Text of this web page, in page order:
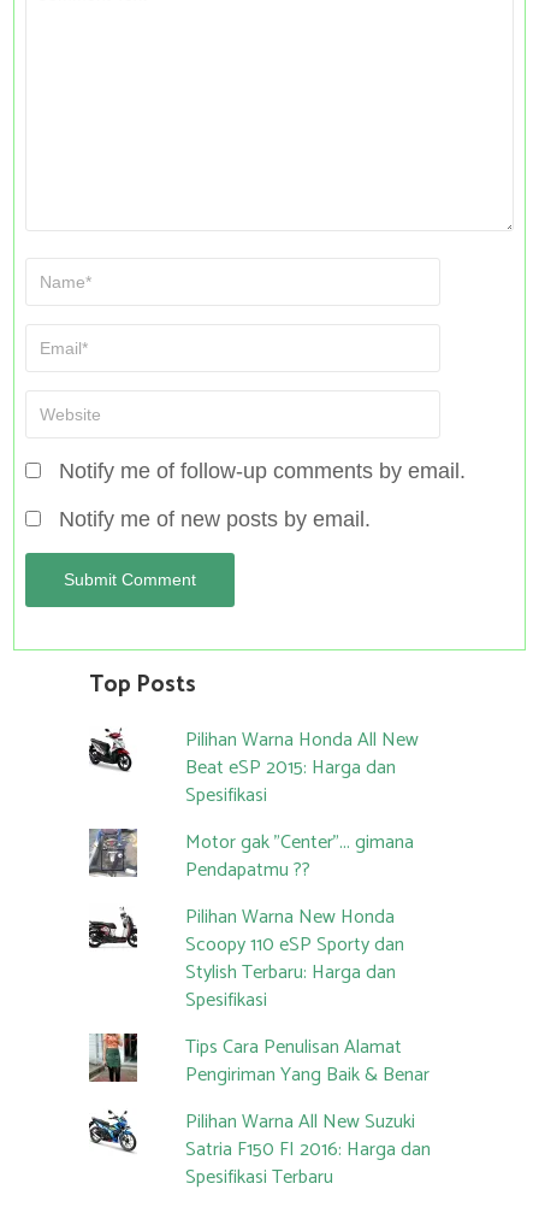
Notify me of follow-up comments by email.
Notify me of new posts by email.
Top Posts
Pilihan Warna Honda All New
Beat eSP 2015: Harga dan
Spesifikasi
Motor gak "Center"... gimana
Pendapatmu ??
Pilihan Warna New Honda
Scoopy 110 eSP Sporty dan
Stylish Terbaru: Harga dan
Spesifikasi
Tips Cara Penulisan Alamat
Pengiriman Yang Baik & Benar
Pilihan Warna All New Suzuki
Satria F150 FI 2016: Harga dan
Spesifikasi Terbaru